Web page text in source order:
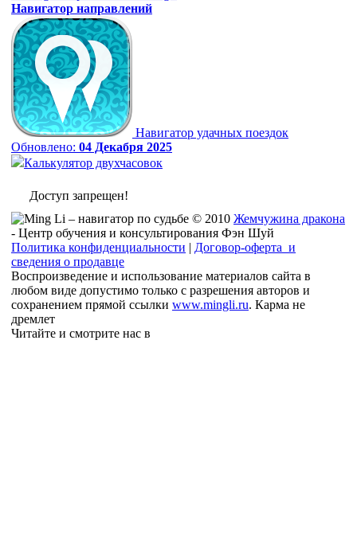
Навигатор направлений
Навигатор удачных поездок
Обновлено: 04 Декабря 2025
Калькулятор двухчасовок
Доступ запрещен!
© 2010 Жемчужина дракона
- Центр обучения и консультирования Фэн Шуй
Политика конфиденциальности | Договор-оферта и
сведения о продавце
Воспроизведение и использование материалов сайта в
любом виде допустимо только с разрешения авторов и
сохранением прямой ссылки www.mingli.ru. Карма не
дремлет
Читайте и смотрите нас в